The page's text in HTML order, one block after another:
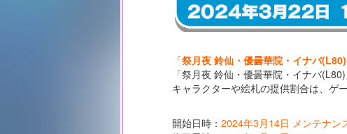
「祭月夜 鈴仙・優曇華院・イナバ(L80)
「祭月夜 鈴仙・優曇華院・イナバ
キャラクターや絵札の提供割合は、ゲ
開始日時： 2024年3月14日 メンテナン